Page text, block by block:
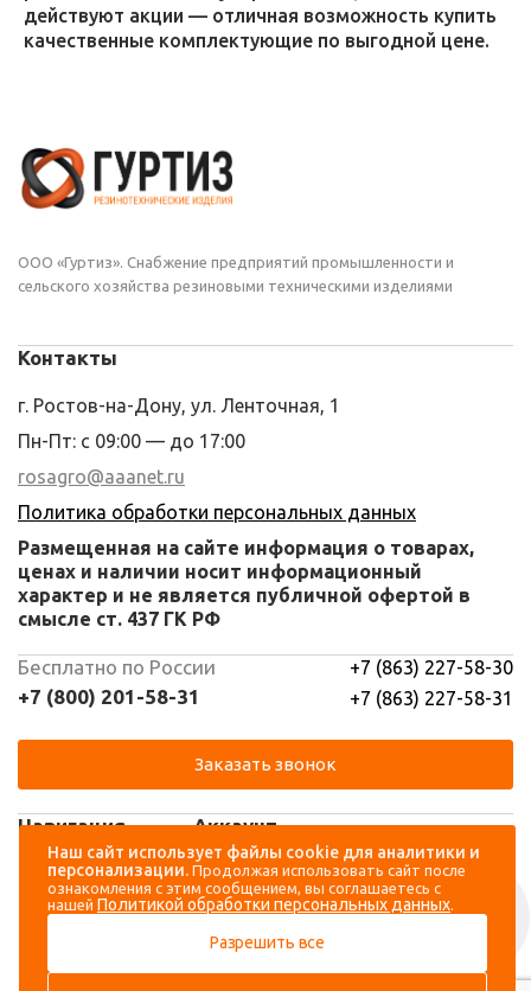
действуют акции — отличная возможность купить
качественные комплектующие по выгодной цене.
ООО «Гуртиз». Снабжение предприятий промышленности и
сельского хозяйства резиновыми техническими изделиями
Навигация
Каталог
О компании
Доставка и оплата
Аккаунт
Вход
Регистрация
Контакты
г. Ростов-на-Дону, ул. Ленточная, 1
Пн-Пт: с 09:00 — до 17:00
rosagro@aaanet.ru
Политика обработки персональных данных
Размещенная на сайте информация о товарах,
ценах и наличии носит информационный
характер и не является публичной офертой в
смысле ст. 437 ГК РФ
Бесплатно по России
+7 (800) 201-58-31
+7 (863) 227-58-30
+7 (863) 227-58-31
Заказать звонок
Наш сайт использует файлы cookie для аналитики и
персонализации. Продолжая использовать сайт после
ознакомления с этим сообщением, вы соглашаетесь с
нашей Политикой обработки персональных данных.
Разрешить все